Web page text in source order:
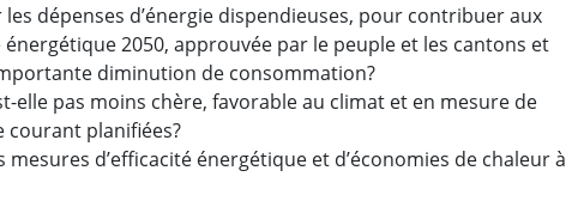
dépenses d’énergie dispendieuses, pour contribuer aux
2050, approuvée par le peuple et les cantons et
diminution de consommation?
elle pas moins chère, favorable au climat et en mesure de
planifiées?
d’efficacité énergétique et d’économies de chaleur à